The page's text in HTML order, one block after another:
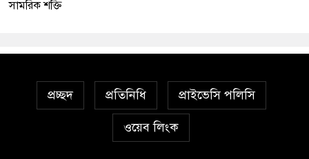
সামরিক শক্তি
প্রচ্ছদ প্রতিনিধি প্রাইভেসি পলিসি
ওয়েব লিংক